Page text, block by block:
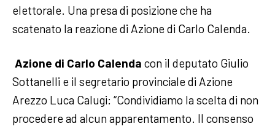
elettorale. Una presa di posizione che ha
scatenato la reazione di Azione di Carlo Calenda.
Azione di Carlo Calenda con il deputato Giulio
Sottanelli e il segretario provinciale di Azione
Arezzo Luca Calugi: “Condividiamo la scelta di non
procedere ad alcun apparentamento. Il consenso